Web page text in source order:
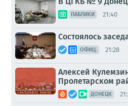
ПАБЛИКИ 21:40
Состоялось
ОФИЦ. 21:28
Алексей
Пролетарском
ДОНЕЦК